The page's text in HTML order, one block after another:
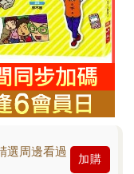
選周邊看過
加購